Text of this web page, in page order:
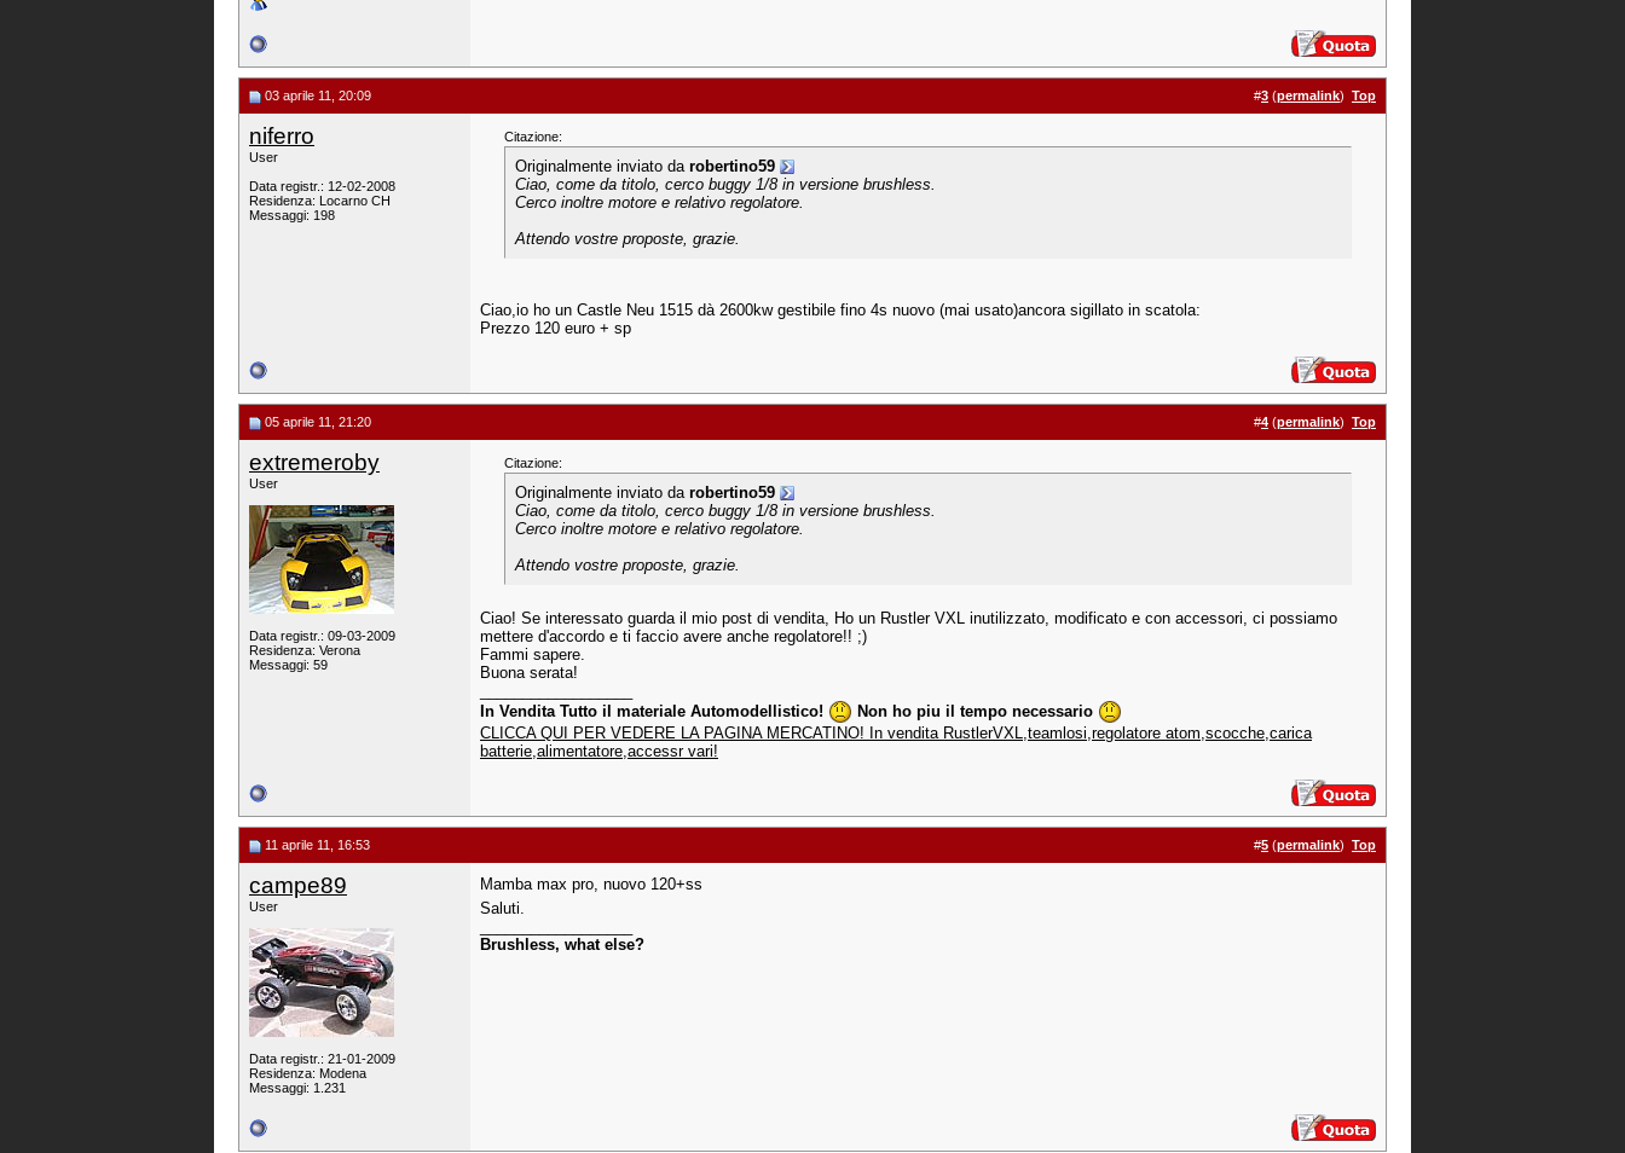
03 aprile 11, 20:09 #3 (permalink) Top
niferro
User
Data registr.: 12-02-2008
Residenza: Locarno CH
Messaggi: 198
Citazione:
Originalmente inviato da robertino59
Ciao, come da titolo, cerco buggy 1/8 in versione brushless.
Cerco inoltre motore e relativo regolatore.
Attendo vostre proposte, grazie.
Ciao,io ho un Castle Neu 1515 dà 2600kw gestibile fino 4s nuovo (mai usato)ancora sigillato in scatola:
Prezzo 120 euro + sp
05 aprile 11, 21:20 #4 (permalink) Top
extremeroby
User
Data registr.: 09-03-2009
Residenza: Verona
Messaggi: 59
Citazione:
Originalmente inviato da robertino59
Ciao, come da titolo, cerco buggy 1/8 in versione brushless.
Cerco inoltre motore e relativo regolatore.
Attendo vostre proposte, grazie.
Ciao! Se interessato guarda il mio post di vendita, Ho un Rustler VXL inutilizzato, modificato e con accessori, ci possiamo
mettere d'accordo e ti faccio avere anche regolatore!! ;)
Fammi sapere.
Buona serata!
In Vendita Tutto il materiale Automodellistico!
Non ho piu il tempo necessario
CLICCA QUI PER VEDERE LA PAGINA MERCATINO! In vendita RustlerVXL,teamlosi,regolatore atom,scocche,carica
batterie,alimentatore,accessr vari!
11 aprile 11, 16:53 #5 (permalink) Top
campe89
User
Data registr.: 21-01-2009
Residenza: Modena
Messaggi: 1.231
Mamba max pro, nuovo 120+ss
Saluti.
Brushless, what else?